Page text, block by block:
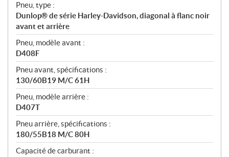
Pneu, type :
Dunlop® de série Harley-Davidson, diagonal à flanc noir
avant et arrière
Pneu, modèle avant :
D408F
Pneu avant, spécifications :
130/60B19 M/C 61H
Pneu, modèle arrière :
D407T
Pneu arrière, spécifications :
180/55B18 M/C 80H
Capacité de carburant :